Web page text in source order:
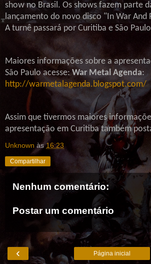
show no Brasil. Os shows fazem parte
lançamento do novo disco "In War And
A turnê passará por Curitiba e São
Maiores informações sobre a
São Paulo acesse:War Metal Agenda:
http://warmetalagenda.blogspot.com/
Assim que tivermos maiores
apresentação em Curitiba também
Unknown às16:23
Compartilhar
Nenhum comentário:
Postar um comentário
‹ Página inicial